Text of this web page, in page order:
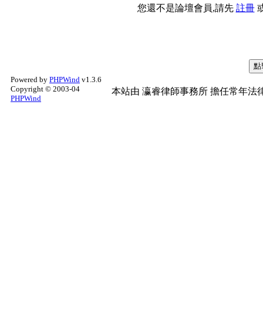
您還不是論壇會員,請先 註冊
Powered by PHPWind v1.3.6
Copyright © 2003-04
PHPWind
本站由 瀛睿律師事務所 擔任常年法